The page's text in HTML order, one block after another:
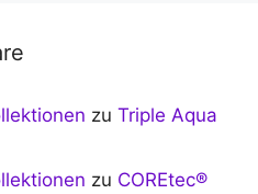
zu Triple Aqua
zu COREtec®